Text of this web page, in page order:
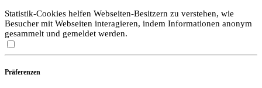
Statistik-Cookies helfen Webseiten-Besitzern zu verstehen, wie
Besucher mit Webseiten interagieren, indem Informationen anonym
gesammelt und gemeldet werden.
Präferenzen